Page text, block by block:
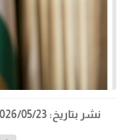
نشر بتاريخ: 2026/05/23